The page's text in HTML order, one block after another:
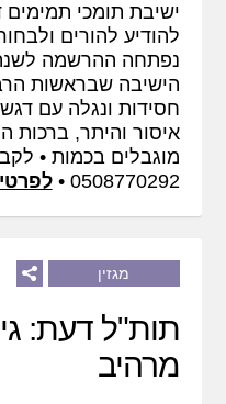
ישיבת תומכי
להודיע להורים
נפתחה ההרשמה
הישיבה שבראשות
חסידות ונגלה עם
איסור והיתר, ברכות
מוגבלים בכמות •
0508770292 •
מגזין
תות"ל דעת:
מרהיב